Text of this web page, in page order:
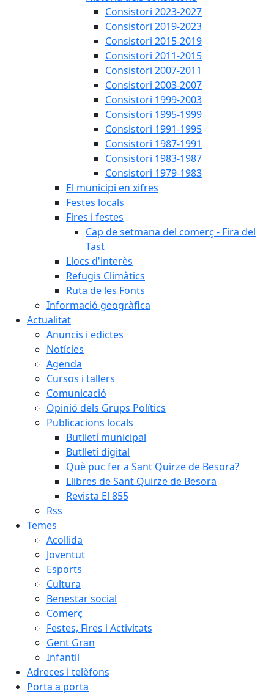
Consistori 2023-2027
Consistori 2019-2023
Consistori 2015-2019
Consistori 2011-2015
Consistori 2007-2011
Consistori 2003-2007
Consistori 1999-2003
Consistori 1995-1999
Consistori 1991-1995
Consistori 1987-1991
Consistori 1983-1987
Consistori 1979-1983
El municipi en xifres
Festes locals
Fires i festes
Cap de setmana del comerç - Fira del
Tast
Llocs d'interès
Refugis Climàtics
Ruta de les Fonts
Informació geogràfica
Actualitat
Anuncis i edictes
Notícies
Agenda
Cursos i tallers
Comunicació
Opinió dels Grups Polítics
Publicacions locals
Butlletí municipal
Butlletí digital
Què puc fer a Sant Quirze de Besora?
Llibres de Sant Quirze de Besora
Revista El 855
Rss
Temes
Acollida
Joventut
Esports
Cultura
Benestar social
Comerç
Festes, Fires i Activitats
Gent Gran
Infantil
Adreces i telèfons
Porta a porta